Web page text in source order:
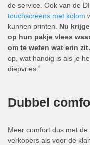
de service. Ook van de
touchscreens met kolom
kunnen printen. Nu
op hun pakje vlees
om te weten wat erin zit.
op, wat handig is als je
diepvries.”
Dubbel
Meer comfort dus met
verkopers als voor de